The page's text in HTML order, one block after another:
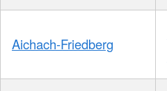
Aichach-Friedberg